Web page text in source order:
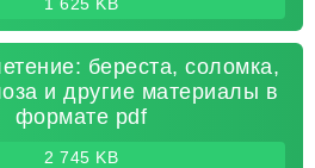
береста, соломка,
и другие материалы в
формате pdf
2 745 KB